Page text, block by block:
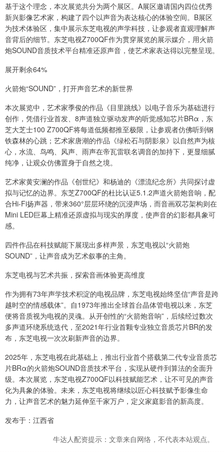
基于这个理念，本次展览共分为两个展区。A展区邀请国内四位优秀
新兴影像艺术家，构建了四个以声音为表达核心的体验空间。B展区
为技术体验区，集中展示东芝电视的声学科技，让参观者直观理解声
音背后的细节。东芝电视Z700QF作为贯穿展览的展示媒介，用火箭
炮SOUND音质技术平台精准还原声音，使艺术家表达得以完整呈现。
展开剩余64%
火箭炮“SOUND”，打开声音艺术的新世界
本次展览中，艺术家季俊的作品《目里跳线》以电子音乐为基础进行
创作，凭借行业首发、8声道独立驱动发声的听觉感知芯片BRα，东
芝大芝士100 Z700QF将每道低频都推至极限，让参观者仿佛听到钢
铁森林的心跳；艺术家唐潮的作品《绿松石与阴影泉》以自然声为核
心，水流、鸟鸣、风声、雨声在帝瓦雷联名调音的加持下，更显细腻
纯净，让观众仿佛置身于自然之境。
艺术家黄安澜的作品《创世纪》和杨迪的《漂流纪念所》共同探讨虚
拟与记忆的边界。东芝Z700QF的杜比认证5.1.2声道火箭炮音响，配
合Hi-Fi扬声器，带来360°层层环绕的沉浸声场，而音画双芯架构则在
Mini LED巨幕上精准还原虚拟与现实的厚度，使声音的幻影都具象可
感。
四件作品在科技赋能下展现出多样声景，东芝电视以“火箭炮
SOUND”，让声音成为艺术叙事的主角。
东芝电视与艺术共振，探索音画体验更高维度
作为拥有73年声学技术积淀的电视品牌，东芝电视始终坚信“声音是跨
越时空的情感载体”。自1973年推出全球首台晶体管电视以来，东芝
便将音质视为电视的灵魂。从开创性的“火箭炮音响”，后续经过数次
多声道环绕系统迭代，至2021年行业首颗专业独立音质芯片BR的发
布，东芝电视一次次刷新声音的边界。
2025年，东芝电视在此基础上，推出行业首个搭载第二代专业音质芯
片BRα的火箭炮SOUND音质技术平台，实现从硬件到算法的全面升
级。本次展览，东芝电视Z700QF以科技赋能艺术，让不可见的声音
化为具象的体验。未来，东芝电视将继续以匠心科技赋予影像生命
力，让声音艺术的魅力延伸至千家万户，定义家庭影音的新高度。
发布于：江西省
牛达人配资提示：文章来自网络，不代表本站观点。